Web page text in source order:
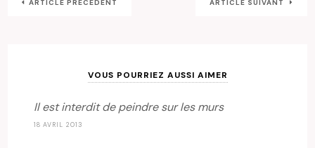
ARTICLE PRÉCÉDENT ARTICLE SUIVANT
VOUS POURRIEZ AUSSI AIMER
Il est interdit de peindre sur les murs
18 AVRIL 2013